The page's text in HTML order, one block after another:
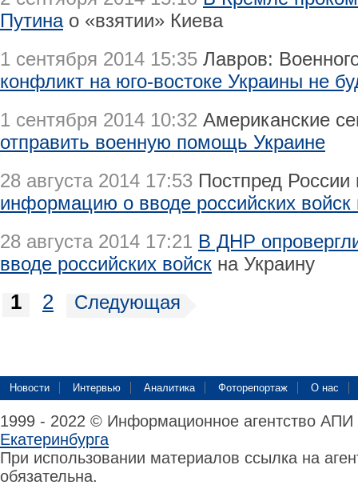
Путинао «взятии» Киева
1 сентября 2014 15:35 Лавров:
конфликт на юго-востоке Украины не
1 сентября 2014 10:32 Американские
отправить военную помощь Украине
28 августа 2014 17:53 Постпред
информацию о вводе российских войск
28 августа 2014 17:21 В ДНР
вводе российских войск на Украину
1 2 Следующая
Новости Интервью Аналитика Фоторепортаж О нас
1999 - 2022 © Информационное агентство
Екатеринбурга
При использовании материалов ссылка на
обязательна.